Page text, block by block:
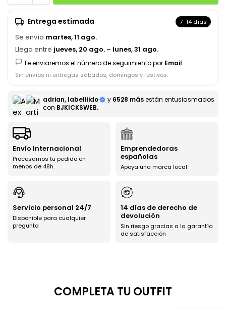
Entrega estimada 7–14 días
Se envía martes, 11 ago.
Llega entre jueves, 20 ago. – lunes, 31 ago.
Te enviaremos el número de seguimiento por Email.
Sin envíos ni entregas sábados, domingos y festivos.
adrian, labelliido y 6528 másestán entusiasmados
con BJKICKSWEB.
Envío Internacional
Procesamos tu pedido en
menos de 48h.
Emprendedoras
españolas
Apoya una marca local
Servicio personal 24/7
Disponible para cualquier
pregunta
14 días de derecho de
devolución
Sin riesgo gracias a la garantía
de satisfacción
COMPLETA TU OUTFIT